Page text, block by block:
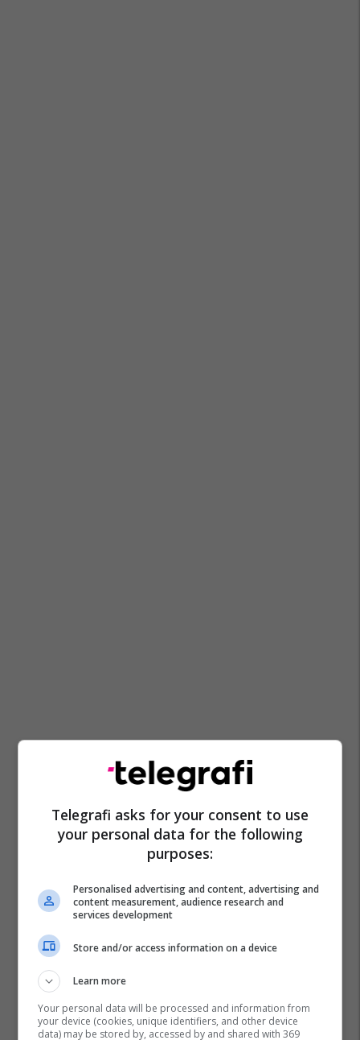
Stërvitje Ushtarke
Telegrafi asks for your consent to use
your personal data for the following
purposes:
Personalised advertising and content, advertising and
content measurement, audience research and
services development
Store and/or access information on a device
Learn more
Your personal data will be processed and information from
your device (cookies, unique identifiers, and other device
data) may be stored by, accessed by and shared with 369